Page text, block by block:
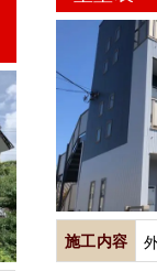
施工内容